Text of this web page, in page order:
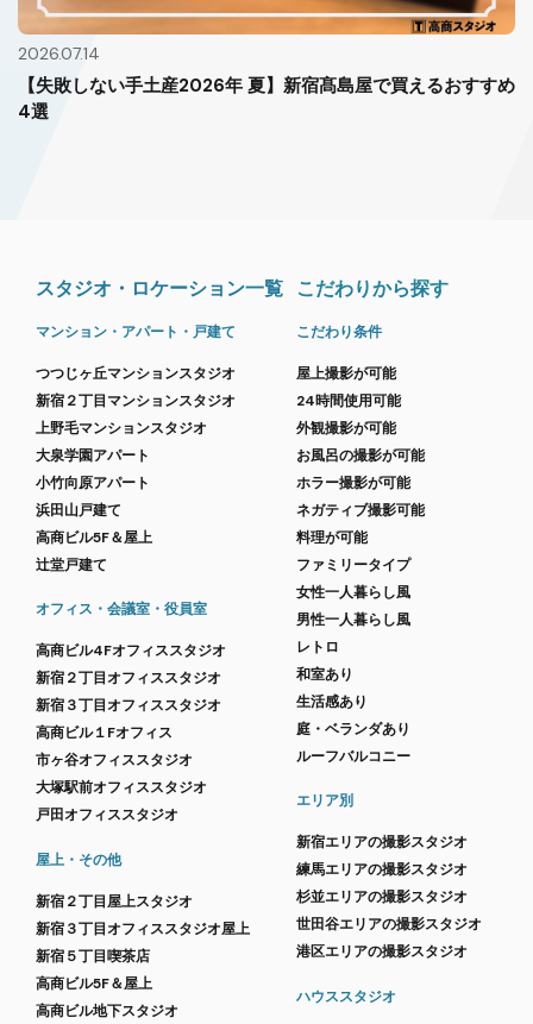
2026.07.14
【失敗しない手土産2026年 夏】新宿髙島屋で買えるおすすめ
4選
スタジオ・ロケーション一覧
マンション・アパート・戸建て
つつじヶ丘マンションスタジオ
新宿２丁目マンションスタジオ
上野毛マンションスタジオ
大泉学園アパート
小竹向原アパート
浜田山戸建て
高商ビル5F＆屋上
辻堂戸建て
オフィス・会議室・役員室
高商ビル4Fオフィススタジオ
新宿２丁目オフィススタジオ
新宿３丁目オフィススタジオ
高商ビル１Fオフィス
市ヶ谷オフィススタジオ
大塚駅前オフィススタジオ
戸田オフィススタジオ
屋上・その他
新宿２丁目屋上スタジオ
新宿３丁目オフィススタジオ屋上
新宿５丁目喫茶店
高商ビル5F＆屋上
高商ビル地下スタジオ
こだわりから探す
こだわり条件
屋上撮影が可能
24時間使用可能
外観撮影が可能
お風呂の撮影が可能
ホラー撮影が可能
ネガティブ撮影可能
料理が可能
ファミリータイプ
女性一人暮らし風
男性一人暮らし風
レトロ
和室あり
生活感あり
庭・ベランダあり
ルーフバルコニー
エリア別
新宿エリアの撮影スタジオ
練馬エリアの撮影スタジオ
杉並エリアの撮影スタジオ
世田谷エリアの撮影スタジオ
港区エリアの撮影スタジオ
ハウススタジオ